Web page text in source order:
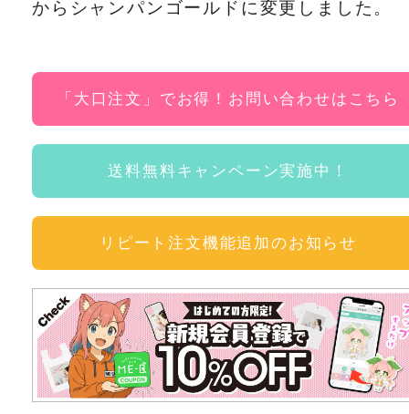
からシャンパンゴールドに変更しました。
「大口注文」でお得！お問い合わせはこちら
送料無料キャンペーン実施中！
リピート注文機能追加のお知らせ